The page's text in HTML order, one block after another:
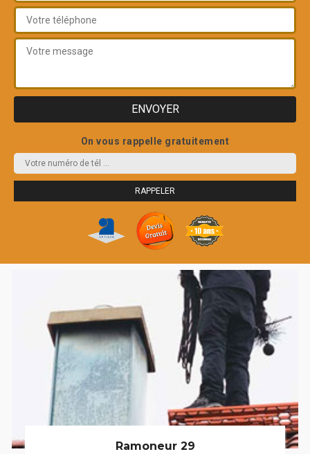
On vous rappelle gratuitement
Ramoneur 29